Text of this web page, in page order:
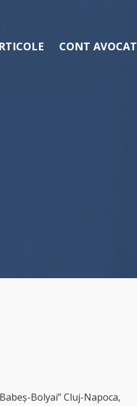
CONT AVOCAT
Bolyai” Cluj-Napoca,